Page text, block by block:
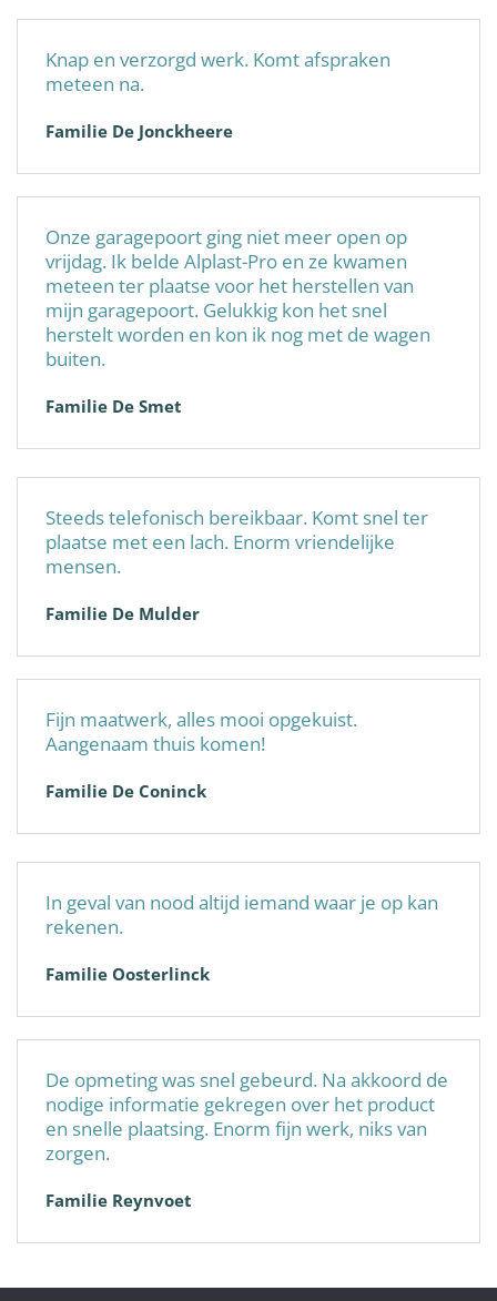
Knap en verzorgd werk. Komt afspraken
meteen na.
Familie De Jonckheere
Onze garagepoort ging niet meer open op
vrijdag. Ik belde Alplast-Pro en ze kwamen
meteen ter plaatse voor het herstellen van
mijn garagepoort. Gelukkig kon het snel
herstelt worden en kon ik nog met de wagen
buiten.
Familie De Smet
Steeds telefonisch bereikbaar. Komt snel ter
plaatse met een lach. Enorm vriendelijke
mensen.
Familie De Mulder
Fijn maatwerk, alles mooi opgekuist.
Aangenaam thuis komen!
Familie De Coninck
In geval van nood altijd iemand waar je op kan
rekenen.
Familie Oosterlinck
De opmeting was snel gebeurd. Na akkoord de
nodige informatie gekregen over het product
en snelle plaatsing. Enorm fijn werk, niks van
zorgen.
Familie Reynvoet